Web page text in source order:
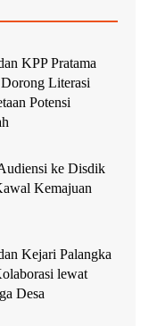
KPP Pratama
Literasi
Potensi
ke Disdik
Kemajuan
Kejari Palangka
lewat
Desa